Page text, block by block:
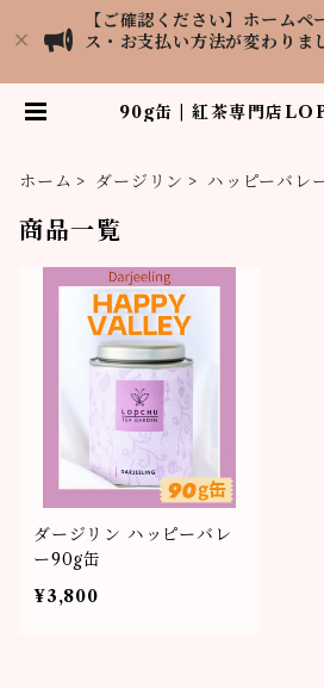
【ご確認ください】ホームペ
ス・お支払い方法が変わりま
90g缶 | 紅茶専門店
ホーム ダージリン ハッピーバレ
商品一覧
ダージリン ハッピーバレ
ー90g缶
¥3,800